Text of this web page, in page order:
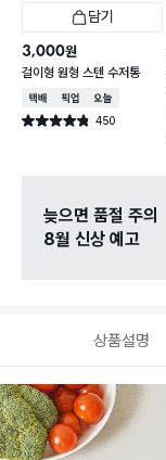
담기
3,000원
걸이형 원형 스텐 수저통
택배배송매장픽업오늘배송
별점 4.8점 450
건 작성
늦으면 품절 주의
8월 신상 예고
상품설명